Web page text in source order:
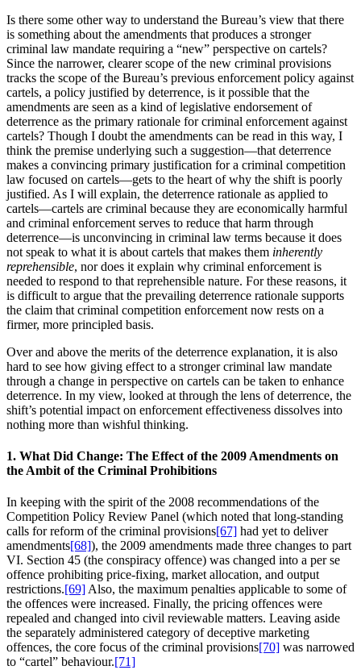
Is there some other way to understand the Bureau’s view that there
is something about the amendments that produces a stronger
criminal law mandate requiring a “new” perspective on cartels?
Since the narrower, clearer scope of the new criminal provisions
tracks the scope of the Bureau’s previous enforcement policy against
cartels, a policy justified by deterrence, is it possible that the
amendments are seen as a kind of legislative endorsement of
deterrence as the primary rationale for criminal enforcement against
cartels? Though I doubt the amendments can be read in this way, I
think the premise underlying such a suggestion—that deterrence
makes a convincing primary justification for a criminal competition
law focused on cartels—gets to the heart of why the shift is poorly
justified. As I will explain, the deterrence rationale as applied to
cartels—cartels are criminal because they are economically harmful
and criminal enforcement serves to reduce that harm through
deterrence—is unconvincing in criminal law terms because it does
not speak to what it is about cartels that makes them inherently
reprehensible, nor does it explain why criminal enforcement is
needed to respond to that reprehensible nature. For these reasons, it
is difficult to argue that the prevailing deterrence rationale supports
the claim that criminal competition enforcement now rests on a
firmer, more principled basis.
Over and above the merits of the deterrence explanation, it is also
hard to see how giving effect to a stronger criminal law mandate
through a change in perspective on cartels can be taken to enhance
deterrence. In my view, looked at through the lens of deterrence, the
shift’s potential impact on enforcement effectiveness dissolves into
nothing more than wishful thinking.
1. What Did Change: The Effect of the 2009 Amendments on
the Ambit of the Criminal Prohibitions
In keeping with the spirit of the 2008 recommendations of the
Competition Policy Review Panel (which noted that long-standing
calls for reform of the criminal provisions[67] had yet to deliver
amendments[68]), the 2009 amendments made three changes to part
VI. Section 45 (the conspiracy offence) was changed into a per se
offence prohibiting price-fixing, market allocation, and output
restrictions.[69] Also, the maximum penalties applicable to some of
the offences were increased. Finally, the pricing offences were
repealed and changed into civil reviewable matters. Leaving aside
the separately administered category of deceptive marketing
offences, the core focus of the criminal provisions[70] was narrowed
to “cartel” behaviour.[71]